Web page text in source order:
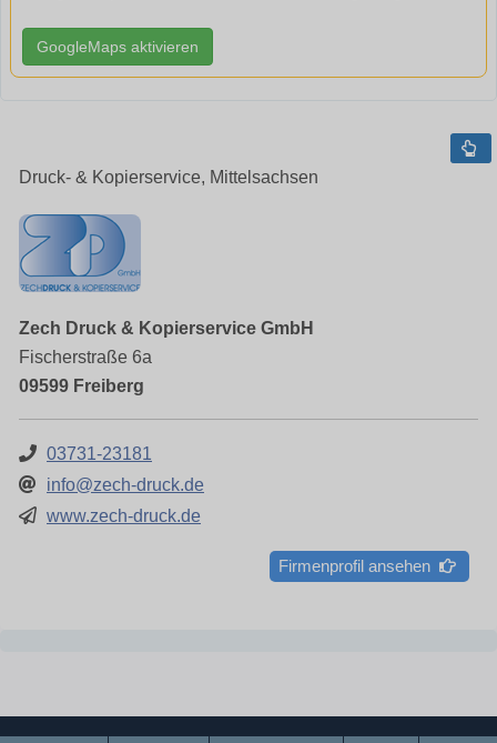
GoogleMaps aktivieren
Druck- & Kopierservice, Mittelsachsen
Zech Druck & Kopierservice GmbH
Fischerstraße 6a
09599 Freiberg
03731-23181
info@zech-druck.de
www.zech-druck.de
Firmenprofil ansehen